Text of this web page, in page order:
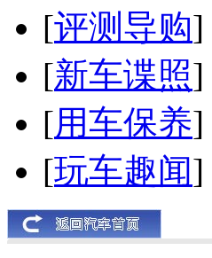
[评测导购]
[新车谍照]
[用车保养]
[玩车趣闻]